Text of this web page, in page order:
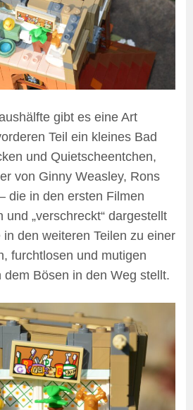
gibt es eine Art
Teil ein kleines Bad
und Quietscheentchen,
von Ginny Weasley, Rons
die in den ersten Filmen
„verschreckt“ dargestellt
den weiteren Teilen zu einer
furchtlosen und mutigen
dem Bösen in den Weg stellt.